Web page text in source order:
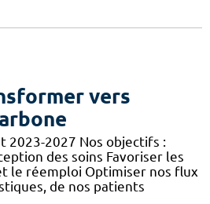
vers
2023-2027 Nos objectifs :
des soins Favoriser les
le réemploi Optimiser nos flux
de nos patients